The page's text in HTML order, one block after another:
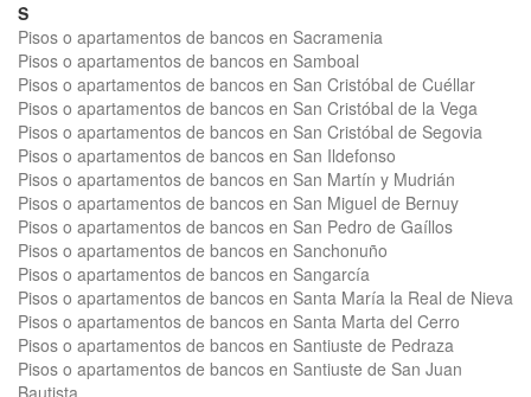
S
Pisos o apartamentos de bancos en Sacramenia
Pisos o apartamentos de bancos en Samboal
Pisos o apartamentos de bancos en San Cristóbal de Cuéllar
Pisos o apartamentos de bancos en San Cristóbal de la Vega
Pisos o apartamentos de bancos en San Cristóbal de Segovia
Pisos o apartamentos de bancos en San Ildefonso
Pisos o apartamentos de bancos en San Martín y Mudrián
Pisos o apartamentos de bancos en San Miguel de Bernuy
Pisos o apartamentos de bancos en San Pedro de Gaíllos
Pisos o apartamentos de bancos en Sanchonuño
Pisos o apartamentos de bancos en Sangarcía
Pisos o apartamentos de bancos en Santa María la Real de Nieva
Pisos o apartamentos de bancos en Santa Marta del Cerro
Pisos o apartamentos de bancos en Santiuste de Pedraza
Pisos o apartamentos de bancos en Santiuste de San Juan
Bautista